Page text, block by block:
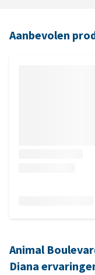
Aanbevolen
Animal
Diana